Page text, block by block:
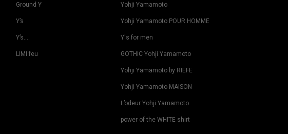
Ground Y
Y’s
Y’s….
LIMI feu
Yohji Yamamoto
Yohji Yamamoto POUR HOMME
Y's for men
GOTHIC Yohji Yamamoto
Yohji Yamamoto by RIEFE
Yohji Yamamoto MAISON
L’odeur Yohji Yamamoto
power of the WHITE shirt